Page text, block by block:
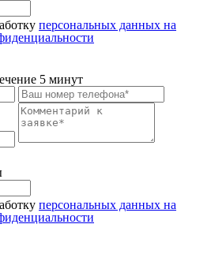
персональных данных на
5 минут
персональных данных на